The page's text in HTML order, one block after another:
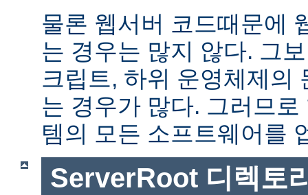
물론 웹서버 코드때문에
는 경우는 많지 않다. 그
크립트, 하위 운영체제의
는 경우가 많다. 그러므
템의 모든 소프트웨어를
ServerRoot 디렉토